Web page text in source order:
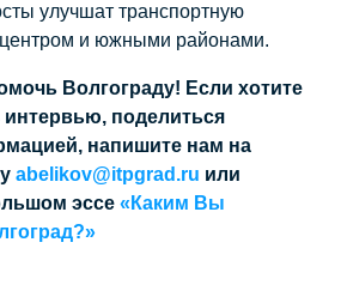
улучшат транспортную
центром и южными районами.
Волгограду! Если хотите
интервью, поделиться
напишите нам на
abelikov@itpgrad.ru или
эссе «Каким Вы